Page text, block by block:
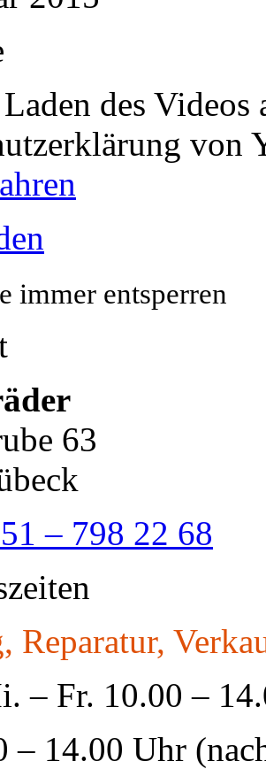
des Videos
von
immer entsperren
63
– 798 22 68
Reparatur,
– Fr. 10.00 –
– 14.00 Uhr